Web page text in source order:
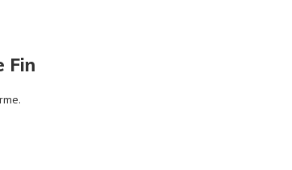
Fin